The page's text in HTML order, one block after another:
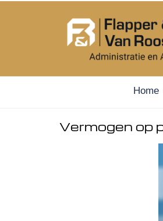
Home
Vermogen op